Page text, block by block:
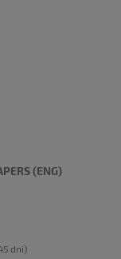
(ENG)
dni)